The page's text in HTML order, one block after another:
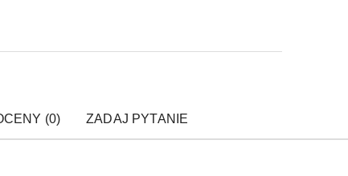
(0) ZADAJ PYTANIE